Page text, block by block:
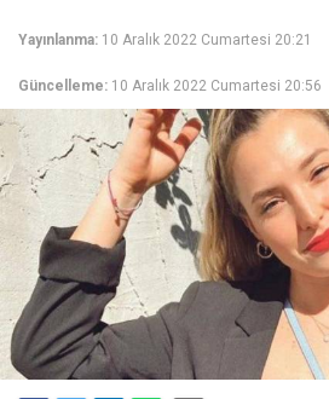
Yayınlanma: 10 Aralık 2022 Cumartesi 20:21
Güncelleme: 10 Aralık 2022 Cumartesi 20:56